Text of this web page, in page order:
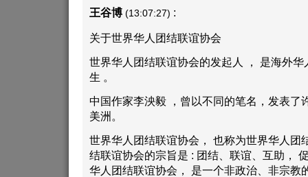
王谷博 (13:07:27) :
关于世界华人团结联谊协会
世界华人团结联谊协会的发起人 ， 是海外
生 。
中国作家李泱毅 ，曾以不同的笔名，发表了
美洲。
世界华人团结联谊协会， 也称为世界华人团
结联谊协会的宗旨是 : 团结、联谊、互助，
华人团结联谊协会， 是一个非政治、非宗教